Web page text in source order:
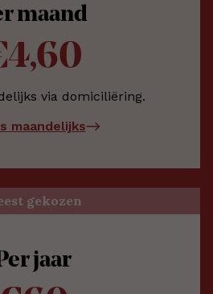
maand
via domiciliëring.
maandelijks
gekozen
jaar